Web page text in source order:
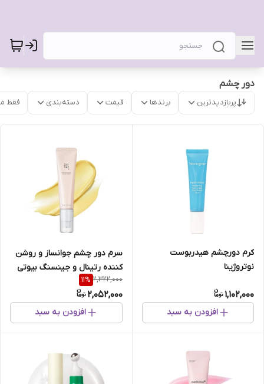
دور چشم
پربازدیدترین برندها قیمت دسته‌بندی فقط
کرم دورچشم هیدربوست
نوتروژینا
1,102,000
افزودن به سبد
سرم دور چشم جوانساز و روشن
کننده رتینال و جینسنگ بیوتی
آف جوسان
2,322,000
11%
2,052,000
افزودن به سبد